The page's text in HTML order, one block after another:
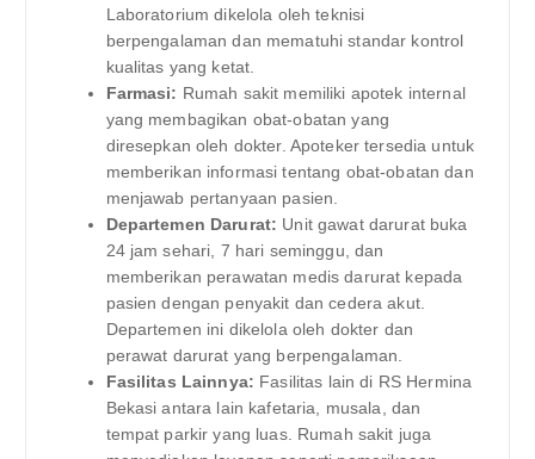
Laboratorium dikelola oleh teknisi
berpengalaman dan mematuhi standar kontrol
kualitas yang ketat.
Farmasi: Rumah sakit memiliki apotek internal
yang membagikan obat-obatan yang
diresepkan oleh dokter. Apoteker tersedia untuk
memberikan informasi tentang obat-obatan dan
menjawab pertanyaan pasien.
Departemen Darurat: Unit gawat darurat buka
24 jam sehari, 7 hari seminggu, dan
memberikan perawatan medis darurat kepada
pasien dengan penyakit dan cedera akut.
Departemen ini dikelola oleh dokter dan
perawat darurat yang berpengalaman.
Fasilitas Lainnya: Fasilitas lain di RS Hermina
Bekasi antara lain kafetaria, musala, dan
tempat parkir yang luas. Rumah sakit juga